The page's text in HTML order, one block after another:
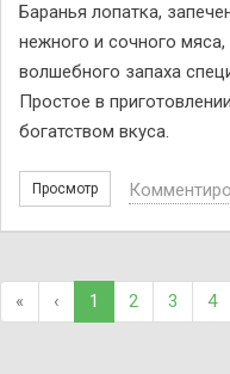
Баранья лопатка,
нежного и сочного
волшебного запаха
Простое в
богатством вкуса.
Просмотр
« ‹ 1 2 3 4